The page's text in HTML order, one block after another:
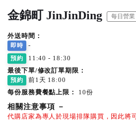
金錦町 JinJinDing 每日營業
外送時間：
即時 -
預約
11:40 - 18:30
最後下單/修改訂單期限：
預約
前1天 18:00
每份服務費餐點上限： 10份
相關注意事項 －
代購店家為專人於現場排隊購買，因此將